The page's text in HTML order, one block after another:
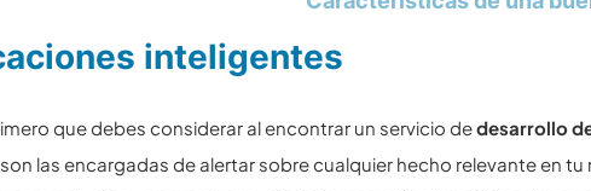
inteligentes
que debes considerar al encontrar un servicio dedesarrollo
las encargadas de alertar sobre cualquier hecho relevante en